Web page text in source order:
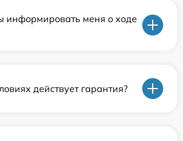
информировать меня о ходе
действует гарантия?